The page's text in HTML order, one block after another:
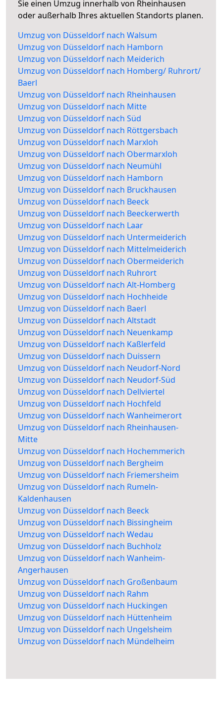
Sie einen Umzug innerhalb von Rheinhausen
oder außerhalb Ihres aktuellen Standorts planen.
Umzug von Düsseldorf nach Walsum
Umzug von Düsseldorf nach Hamborn
Umzug von Düsseldorf nach Meiderich
Umzug von Düsseldorf nach Homberg/ Ruhrort/
Baerl
Umzug von Düsseldorf nach Rheinhausen
Umzug von Düsseldorf nach Mitte
Umzug von Düsseldorf nach Süd
Umzug von Düsseldorf nach Röttgersbach
Umzug von Düsseldorf nach Marxloh
Umzug von Düsseldorf nach Obermarxloh
Umzug von Düsseldorf nach Neumühl
Umzug von Düsseldorf nach Hamborn
Umzug von Düsseldorf nach Bruckhausen
Umzug von Düsseldorf nach Beeck
Umzug von Düsseldorf nach Beeckerwerth
Umzug von Düsseldorf nach Laar
Umzug von Düsseldorf nach Untermeiderich
Umzug von Düsseldorf nach Mittelmeiderich
Umzug von Düsseldorf nach Obermeiderich
Umzug von Düsseldorf nach Ruhrort
Umzug von Düsseldorf nach Alt-Homberg
Umzug von Düsseldorf nach Hochheide
Umzug von Düsseldorf nach Baerl
Umzug von Düsseldorf nach Altstadt
Umzug von Düsseldorf nach Neuenkamp
Umzug von Düsseldorf nach Kaßlerfeld
Umzug von Düsseldorf nach Duissern
Umzug von Düsseldorf nach Neudorf-Nord
Umzug von Düsseldorf nach Neudorf-Süd
Umzug von Düsseldorf nach Dellviertel
Umzug von Düsseldorf nach Hochfeld
Umzug von Düsseldorf nach Wanheimerort
Umzug von Düsseldorf nach Rheinhausen-
Mitte
Umzug von Düsseldorf nach Hochemmerich
Umzug von Düsseldorf nach Bergheim
Umzug von Düsseldorf nach Friemersheim
Umzug von Düsseldorf nach Rumeln-
Kaldenhausen
Umzug von Düsseldorf nach Beeck
Umzug von Düsseldorf nach Bissingheim
Umzug von Düsseldorf nach Wedau
Umzug von Düsseldorf nach Buchholz
Umzug von Düsseldorf nach Wanheim-
Angerhausen
Umzug von Düsseldorf nach Großenbaum
Umzug von Düsseldorf nach Rahm
Umzug von Düsseldorf nach Huckingen
Umzug von Düsseldorf nach Hüttenheim
Umzug von Düsseldorf nach Ungelsheim
Umzug von Düsseldorf nach Mündelheim